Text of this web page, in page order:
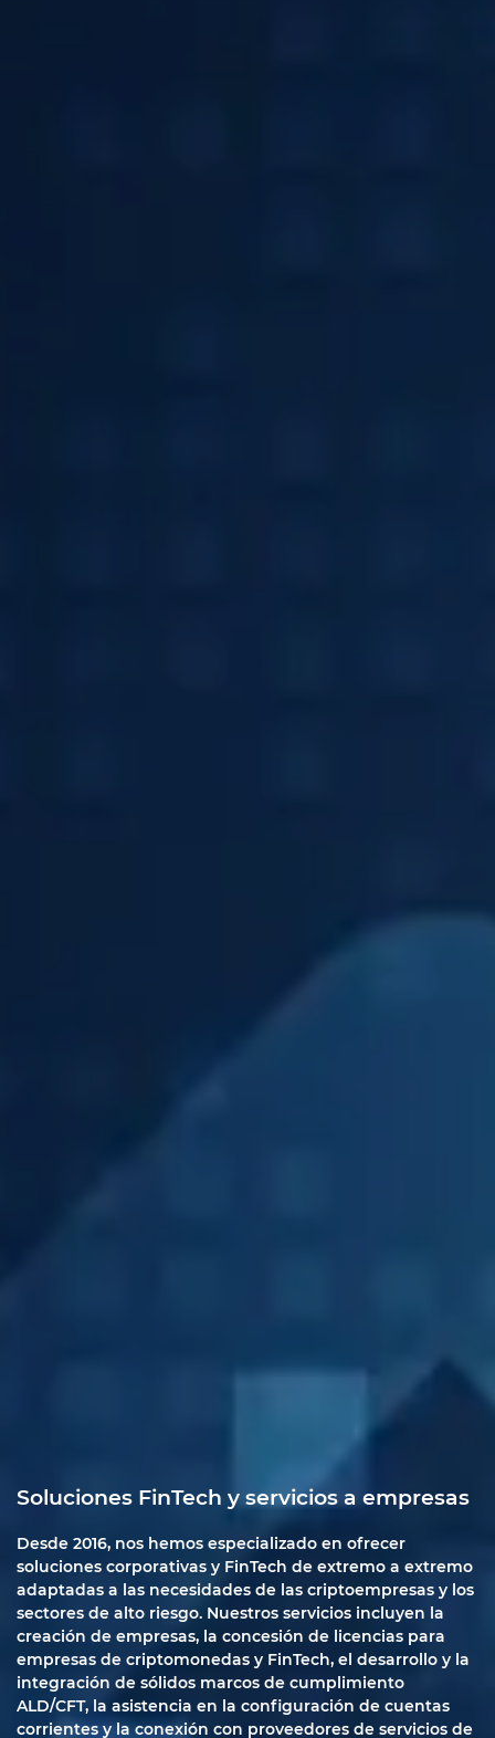
Soluciones FinTech y servicios a empresas
Desde 2016, nos hemos especializado en ofrecer
soluciones corporativas y FinTech de extremo a extremo
adaptadas a las necesidades de las criptoempresas y los
sectores de alto riesgo. Nuestros servicios incluyen la
creación de empresas, la concesión de licencias para
empresas de criptomonedas y FinTech, el desarrollo y la
integración de sólidos marcos de cumplimiento
ALD/CFT, la asistencia en la configuración de cuentas
corrientes y la conexión con proveedores de servicios de